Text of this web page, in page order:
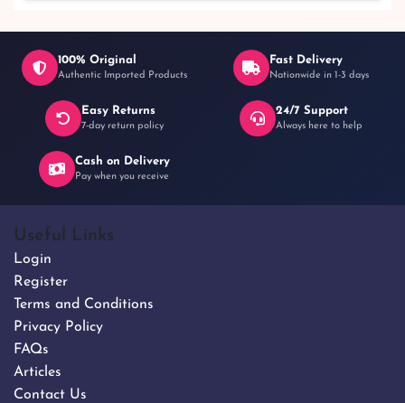
৳ 1,448
100% Original
Authentic Imported Products
Fast Delivery
Nationwide in 1-3 days
Easy Returns
7-day return policy
24/7 Support
Always here to help
Cash on Delivery
Pay when you receive
Useful Links
Login
Register
Terms and Conditions
Privacy Policy
FAQs
Articles
Contact Us